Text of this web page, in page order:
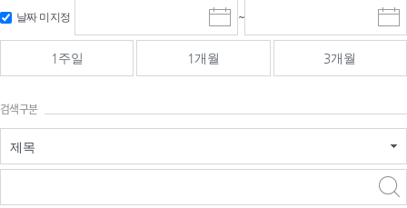
날짜 미지정
시
작
일
선
~
종
료
선
1주일 1개월 3개월
검색구분
제목